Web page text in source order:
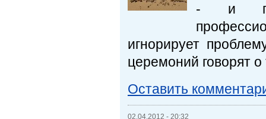
- и
игнорирует
церемоний говорят
Оставить
02.04.2012 - 20:32